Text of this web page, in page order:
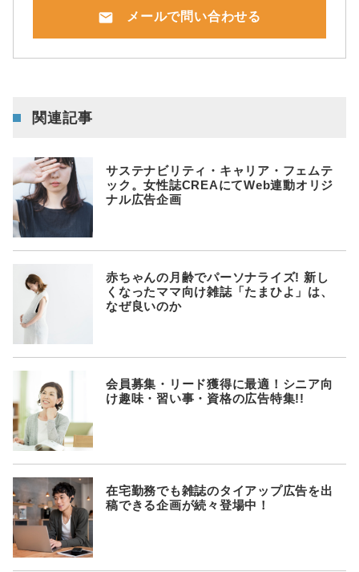
mail メールで問い合わせる
関連記事
サステナビリティ・キャリア・フェムテ
ック。女性誌CREAにてWeb連動オリジ
ナル広告企画
赤ちゃんの月齢でパーソナライズ! 新し
くなったママ向け雑誌「たまひよ」は、
なぜ良いのか
会員募集・リード獲得に最適！シニア向
け趣味・習い事・資格の広告特集!!
在宅勤務でも雑誌のタイアップ広告を出
稿できる企画が続々登場中！